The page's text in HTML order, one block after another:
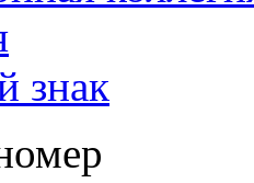
знак